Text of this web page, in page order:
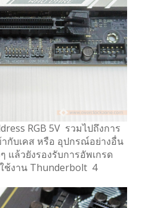
RGB 5V รวมไปถึงการ
ากับเคส หรือ อุปกรณ์อย่างอื่น
แล้วยังรองรับการอัพเกรด
ช้งาน Thunderbolt 4